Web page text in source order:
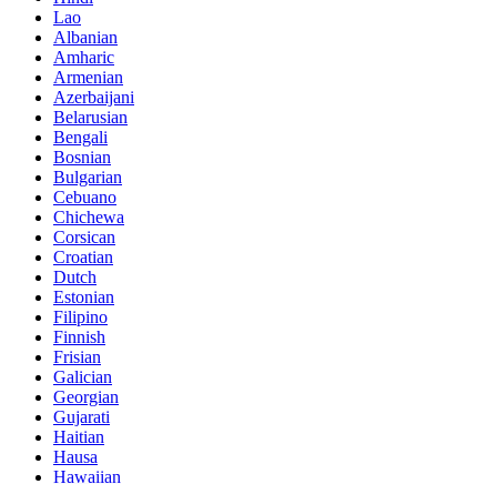
Lao
Albanian
Amharic
Armenian
Azerbaijani
Belarusian
Bengali
Bosnian
Bulgarian
Cebuano
Chichewa
Corsican
Croatian
Dutch
Estonian
Filipino
Finnish
Frisian
Galician
Georgian
Gujarati
Haitian
Hausa
Hawaiian